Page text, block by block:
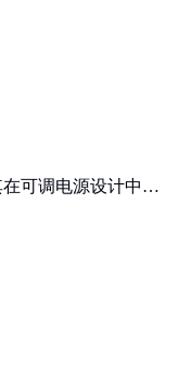
可调电源设计中的